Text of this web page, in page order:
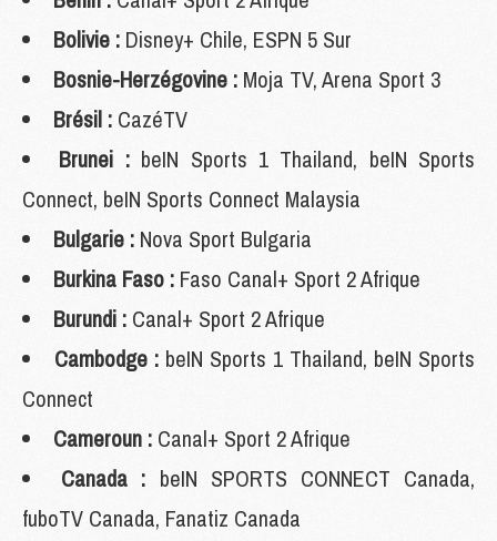
Bolivie : Disney+ Chile, ESPN 5 Sur
Bosnie-Herzégovine : Moja TV, Arena Sport 3
Brésil : CazéTV
Brunei : beIN Sports 1 Thailand, beIN Sports
Connect, beIN Sports Connect Malaysia
Bulgarie : Nova Sport Bulgaria
Burkina Faso : Faso Canal+ Sport 2 Afrique
Burundi : Canal+ Sport 2 Afrique
Cambodge : beIN Sports 1 Thailand, beIN Sports
Connect
Cameroun : Canal+ Sport 2 Afrique
Canada : beIN SPORTS CONNECT Canada,
fuboTV Canada, Fanatiz Canada